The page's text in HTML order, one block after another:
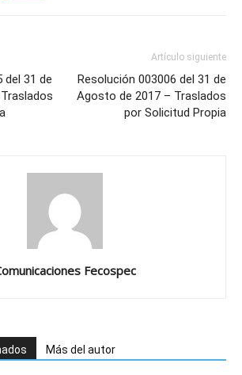
del 31 de
Artículo siguiente
Resolución 003006 del 31 de
Agosto de 2017 – Traslados
por Solicitud Propia
Fecospec
Más del autor